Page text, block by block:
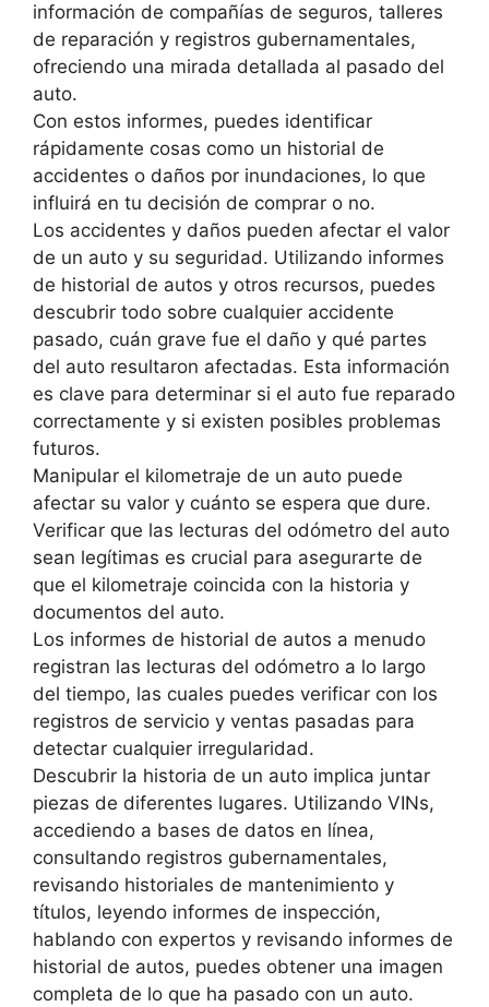
información de compañías de seguros, talleres
de reparación y registros gubernamentales,
ofreciendo una mirada detallada al pasado del
auto.
Con estos informes, puedes identificar
rápidamente cosas como un historial de
accidentes o daños por inundaciones, lo que
influirá en tu decisión de comprar o no.
Los accidentes y daños pueden afectar el valor
de un auto y su seguridad. Utilizando informes
de historial de autos y otros recursos, puedes
descubrir todo sobre cualquier accidente
pasado, cuán grave fue el daño y qué partes
del auto resultaron afectadas. Esta información
es clave para determinar si el auto fue reparado
correctamente y si existen posibles problemas
futuros.
Manipular el kilometraje de un auto puede
afectar su valor y cuánto se espera que dure.
Verificar que las lecturas del odómetro del auto
sean legítimas es crucial para asegurarte de
que el kilometraje coincida con la historia y
documentos del auto.
Los informes de historial de autos a menudo
registran las lecturas del odómetro a lo largo
del tiempo, las cuales puedes verificar con los
registros de servicio y ventas pasadas para
detectar cualquier irregularidad.
Descubrir la historia de un auto implica juntar
piezas de diferentes lugares. Utilizando VINs,
accediendo a bases de datos en línea,
consultando registros gubernamentales,
revisando historiales de mantenimiento y
títulos, leyendo informes de inspección,
hablando con expertos y revisando informes de
historial de autos, puedes obtener una imagen
completa de lo que ha pasado con un auto.